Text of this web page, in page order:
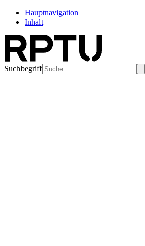
Hauptnavigation
Inhalt
Suchbegriff